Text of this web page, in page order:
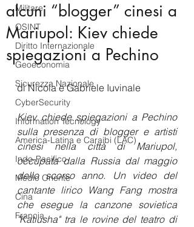
Militare
OSINT
Diritto Internazionale
Geoeconomia
Sicurezza Nazionale
CyberSecurity
Information Tecnology
America-Latina e Caraibi (LAC)
Indo-Pacifico
Medio Oriente
Cina
Francia
alcuni “blogger” cinesi a
Mariupol: Kiev chiede
spiegazioni a Pechino
di Nicola e Gabriele Iuvinale
Kiev chiede spiegazioni a Pechino
sulla presenza di blogger e artisti
cinesi nella città di Mariupol,
occupata dalla Russia dal maggio
dello scorso anno. Un video del
cantante lirico Wang Fang mostra
che esegue la canzone sovietica
"Katiusha" tra le rovine del teatro di